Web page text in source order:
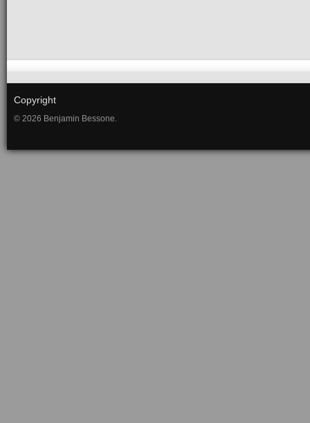
Copyright
© 2026 Benjamin Bessone.